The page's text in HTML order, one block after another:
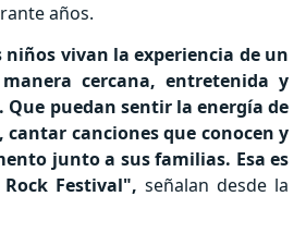
años.
niños vivan la experiencia de un
cercana, entretenida y
Que puedan sentir la energía de
canciones que conocen y
junto a sus familias. Esa es
Festival", señalan desde la